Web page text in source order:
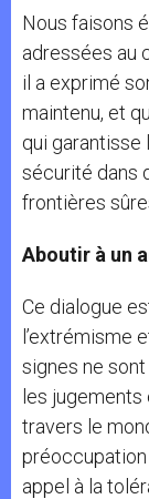
Nous faisons
adressées au
il a exprimé
maintenu, et
qui garantisse
sécurité dans
frontières
Aboutir à un
Ce dialogue
l’extrémisme
signes ne
les
travers le
appel à la